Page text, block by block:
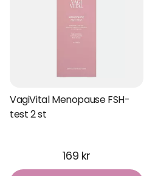
VagiVital Menopause FSH-
test 2 st
169 kr